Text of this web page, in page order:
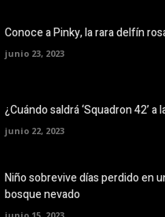
Conoce a Pinky, la rara delfín
junio 23, 2023
¿Cuándo saldrá ‘Squadron 42’ a
junio 22, 2023
Niño sobrevive días perdido en
bosque nevado